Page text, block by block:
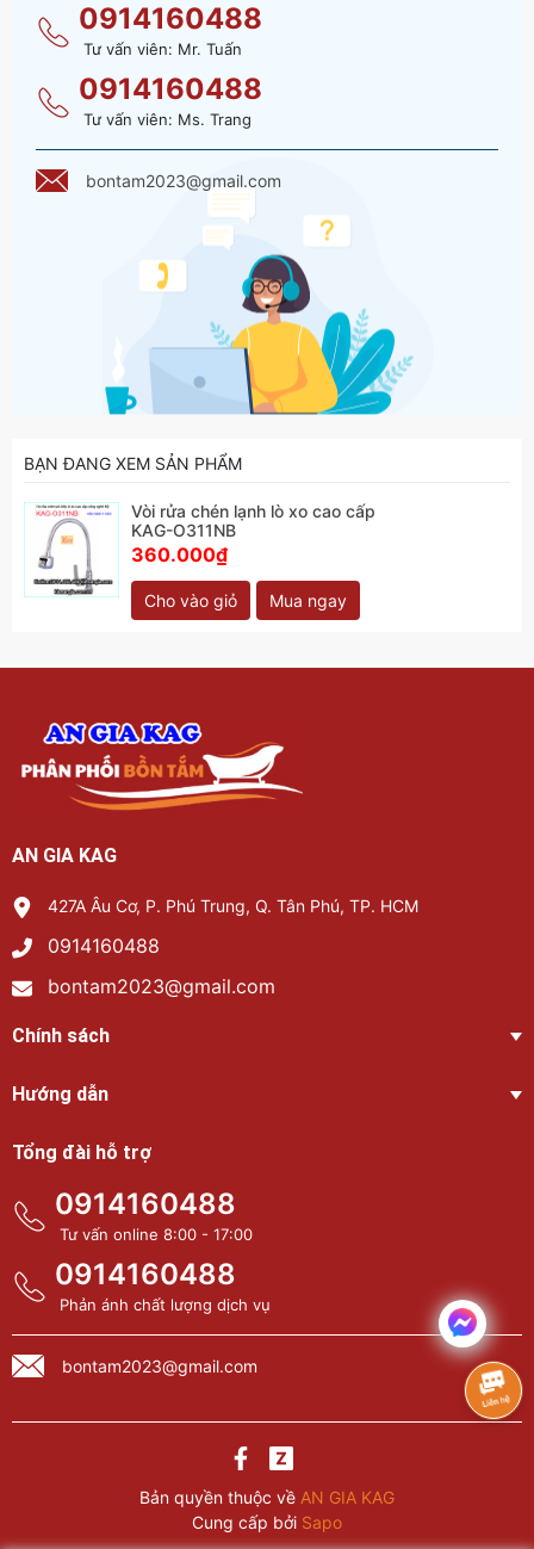
0914160488
Tư vấn viên: Mr. Tuấn
0914160488
Tư vấn viên: Ms. Trang
bontam2023@gmail.com
BẠN ĐANG XEM SẢN PHẨM
Vòi rửa chén lạnh lò xo cao cấp
KAG-O311NB
360.000₫
Cho vào giỏ Mua ngay
AN GIA KAG
427A Âu Cơ, P. Phú Trung, Q. Tân Phú, TP. HCM
0914160488
bontam2023@gmail.com
Chính sách
Hướng dẫn
Tổng đài hỗ trợ
0914160488
Tư vấn online 8:00 - 17:00
0914160488
Phản ánh chất lượng dịch vụ
bontam2023@gmail.com
Bản quyền thuộc về AN GIA KAG
Cung cấp bởi Sapo